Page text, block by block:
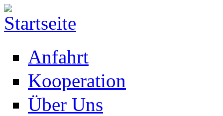
Anfahrt
Kooperation
Über Uns